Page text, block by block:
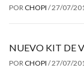
POR CHOPI /27/07/
NUEVO KIT DE
POR CHOPI /27/07/